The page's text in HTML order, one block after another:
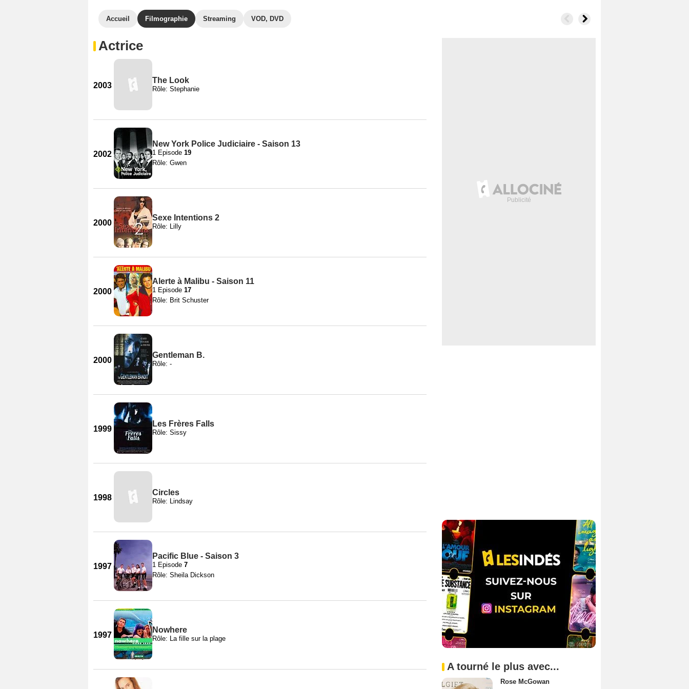
Accueil Filmographie Streaming VOD, DVD
Actrice
2003
The Look
Rôle: Stephanie
2002
New York Police Judiciaire - Saison 13
1 Episode 19
Rôle: Gwen
2000
Sexe Intentions 2
Rôle: Lilly
2000
Alerte à Malibu - Saison 11
1 Episode 17
Rôle: Brit Schuster
2000
Gentleman B.
Rôle: -
1999
Les Frères Falls
Rôle: Sissy
1998
Circles
Rôle: Lindsay
1997
Pacific Blue - Saison 3
1 Episode 7
Rôle: Sheila Dickson
1997
Nowhere
Rôle: La fille sur la plage
A tourné le plus avec...
Rose McGowan